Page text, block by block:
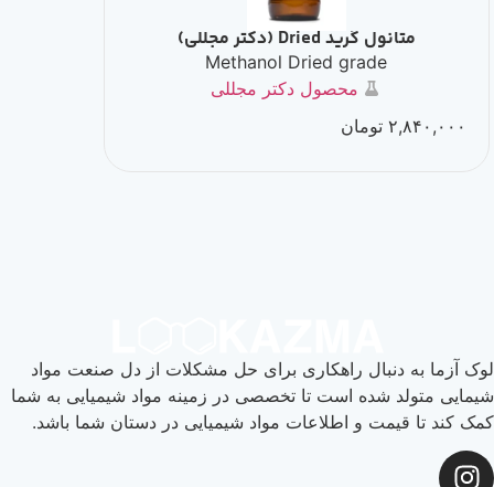
Methanol Dried grade
محصول دکتر مجللی
تومان
راهکاری برای حل مشکلات از دل صنعت مواد
شده است تا تخصصی در زمینه مواد شیمیایی به شما
و اطلاعات مواد شیمیایی در دستان شما باشد.